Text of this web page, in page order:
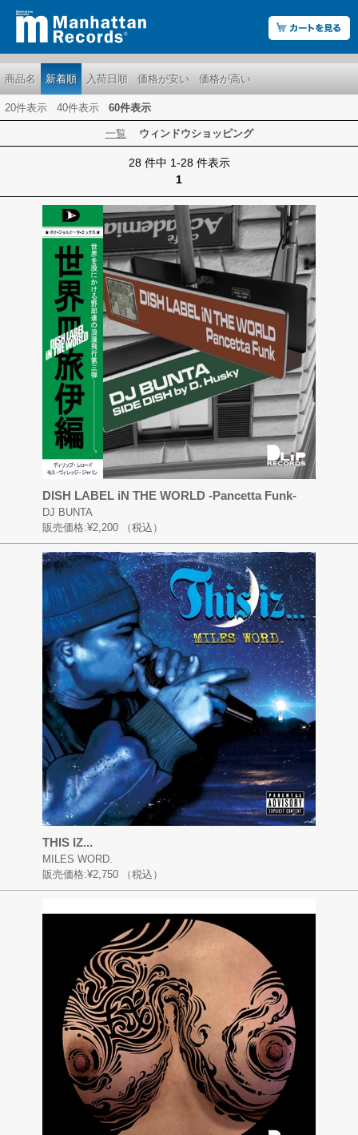
商品名 新着順 入荷日順 価格が安い 価格が高い
20件表示 40件表示 60件表示
一覧 ウィンドウショッピング
28 件中 1-28 件表示
1
DISH LABEL iN THE WORLD -Pancetta Funk-
DJ BUNTA
販売価格:¥2,200 （税込）
THIS IZ...
MILES WORD.
販売価格:¥2,750 （税込）